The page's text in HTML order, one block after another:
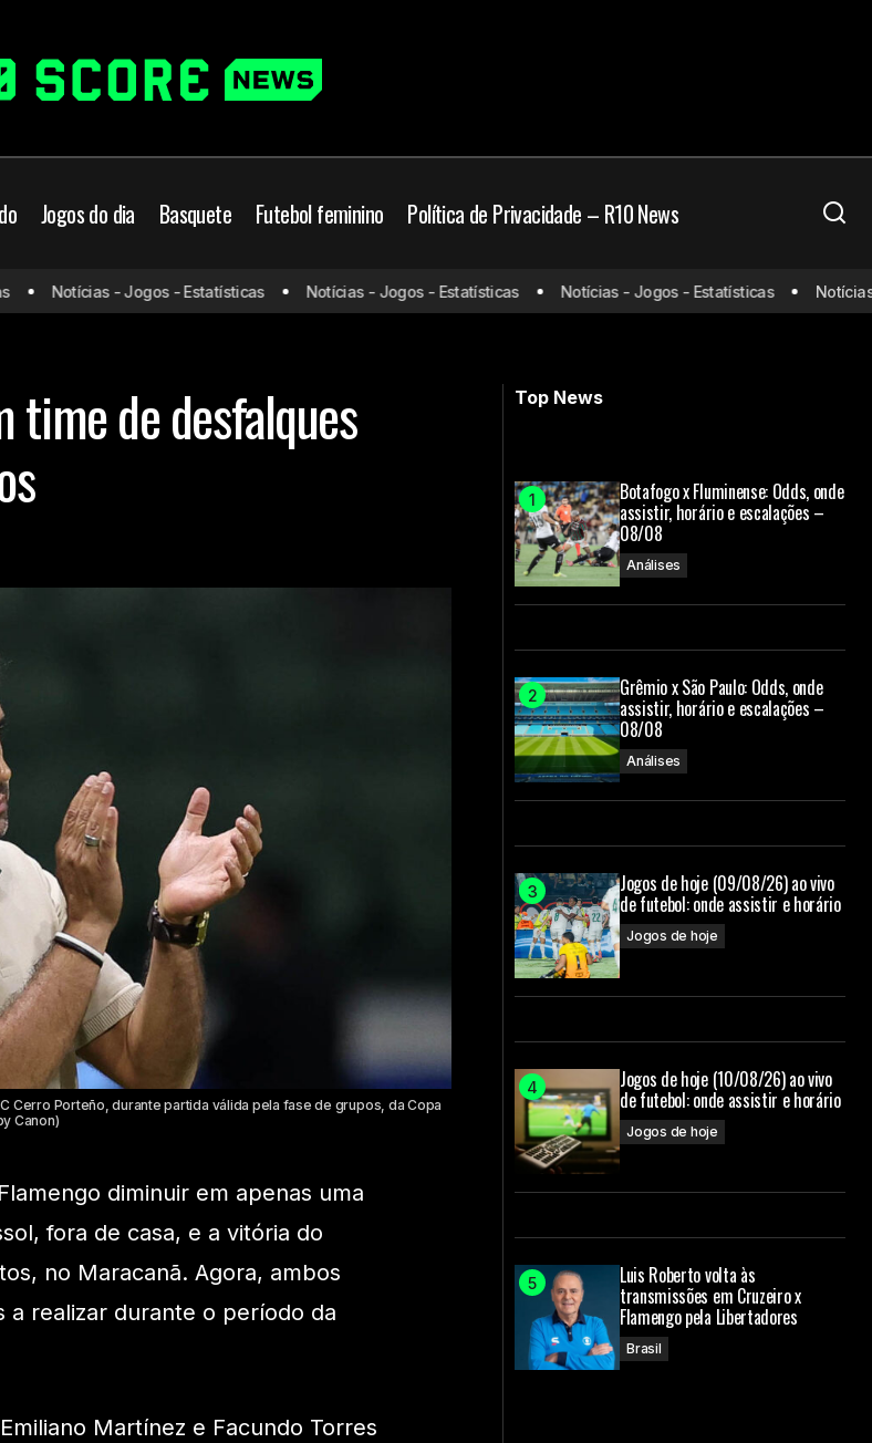
Jogos do dia Basquete Futebol feminino Política de Privacidade – R10 News
quase um time de desfalques para clássico com o Santos
Guardiola enaltece City após atingir
1000 jogos como técnico: "Noite
especial"
Notícias - Jogos - Estatísticas Notícias - Jogos - Estatísticas Notícias - Jogos - Estatísticas Notícias -
time de desfalques
Cerro Porteño, durante partida válida pela fase de grupos, da Copa
Canon)
diminuir em apenas uma
fora de casa, e a vitória do
no Maracanã. Agora, ambos
a realizar durante o período da
Martínez e Facundo Torres
Top News
Botafogo x Fluminense: Odds, onde
assistir, horário e escalações –
08/08
Análises
Grêmio x São Paulo: Odds, onde
assistir, horário e escalações –
08/08
Análises
Jogos de hoje (09/08/26) ao vivo
de futebol: onde assistir e horário
Jogos de hoje
Jogos de hoje (10/08/26) ao vivo
de futebol: onde assistir e horário
Jogos de hoje
Luis Roberto volta às
transmissões em Cruzeiro x
Flamengo pela Libertadores
Brasil